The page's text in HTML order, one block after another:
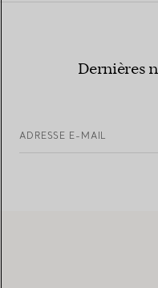
Dernières
ADRESSE E-MAIL